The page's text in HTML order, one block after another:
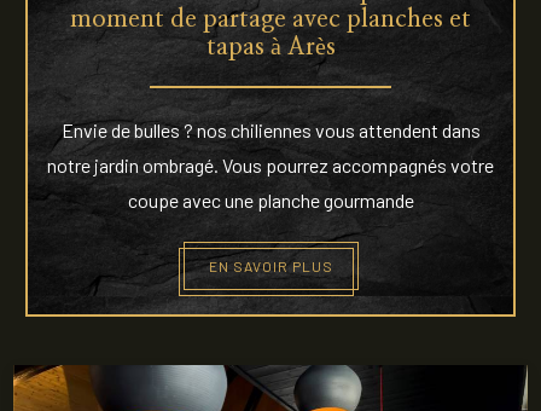
moment de partage avec planches et
tapas à Arès
Envie de bulles ? nos chiliennes vous attendent dans
notre jardin ombragé. Vous pourrez accompagnés votre
coupe avec une planche gourmande
EN SAVOIR PLUS